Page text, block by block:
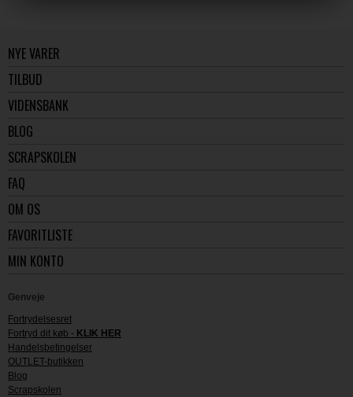
NYE VARER
TILBUD
VIDENSBANK
BLOG
SCRAPSKOLEN
FAQ
OM OS
FAVORITLISTE
MIN KONTO
Genveje
Fortrydelsesret
Fortryd dit køb - KLIK HER
Handelsbetingelser
OUTLET-butikken
Blog
Scrapskolen